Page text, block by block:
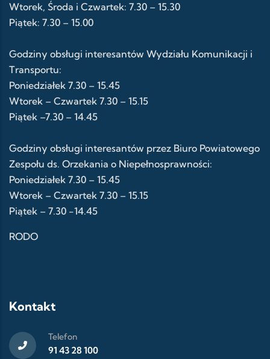
Wtorek, Środa i Czwartek: 7.30 – 15.30
Piątek: 7.30 – 15.00
Godziny obsługi interesantów Wydziału Komunikacji i
Transportu:
Poniedziałek 7.30 – 15.45
Wtorek – Czwartek 7.30 – 15.15
Piątek –7.30 – 14.45
Godziny obsługi interesantów przez Biuro Powiatowego
Zespołu ds. Orzekania o Niepełnosprawności:
Poniedziałek 7.30 – 15.45
Wtorek – Czwartek 7.30 – 15.15
Piątek – 7.30 -14.45
RODO
Kontakt
Telefon
91 43 28 100